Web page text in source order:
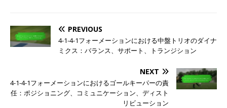
PREVIOUS
4-1-4-1フォーメーションにおける中盤トリオのダイナ
ミクス：バランス、サポート、トランジション
NEXT
4-1-4-1フォーメーションにおけるゴールキーパーの責
任：ポジショニング、コミュニケーション、ディスト
リビューション